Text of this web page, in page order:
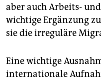
aber auch Arbeits-
wichtige Ergänzung
sie die irreguläre
Eine wichtige
internationale